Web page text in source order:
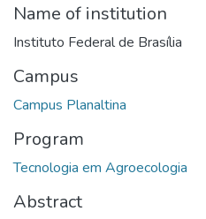
Name of institution
Instituto Federal de Brasília
Campus
Campus Planaltina
Program
Tecnologia em Agroecologia
Abstract